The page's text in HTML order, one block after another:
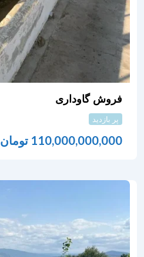
فروش گاوداری
پر بازدید
110,000,000,000 تومان